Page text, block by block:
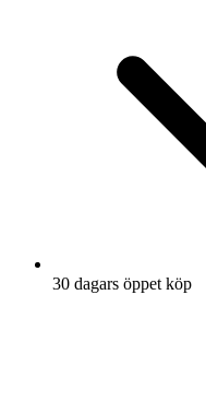
30 dagars öppet köp